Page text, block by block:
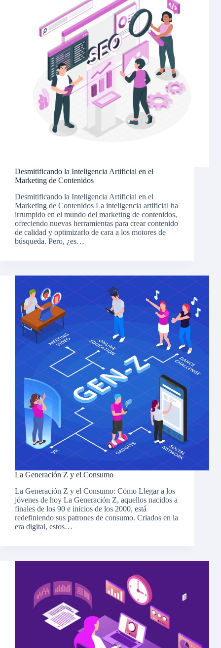
Desmitificando la Inteligencia Artificial en el
Marketing de Contenidos
Desmitificando la Inteligencia Artificial en el
Marketing de Contenidos La inteligencia artificial ha
irrumpido en el mundo del marketing de contenidos,
ofreciendo nuevas herramientas para crear contenido
de calidad y optimizarlo de cara a los motores de
búsqueda. Pero, ¿es…
La Generación Z y el Consumo
La Generación Z y el Consumo: Cómo Llegar a los
jóvenes de hoy La Generación Z, aquellos nacidos a
finales de los 90 e inicios de los 2000, está
redefiniendo sus patrones de consumo. Criados en la
era digital, estos…